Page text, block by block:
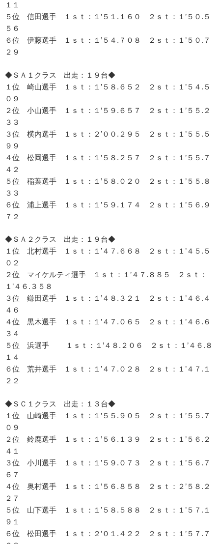
１１
５位 信田選手 １ｓｔ：１’５１.１６０ ２ｓｔ：１’５０.５
５６
６位 伊藤選手 １ｓｔ：１’５４.７０８ ２ｓｔ：１’５０.７
２９
◆ＳＡ１クラス 出走：１９台◆
１位 崎山選手 １ｓｔ：１’５８.６５２ ２ｓｔ：１’５４.５
０９
２位 小山選手 １ｓｔ：１’５９.６５７ ２ｓｔ：１’５５.２
３３
３位 横内選手 １ｓｔ：２’００.２９５ ２ｓｔ：１’５５.５
９９
４位 松岡選手 １ｓｔ：１’５８.２５７ ２ｓｔ：１’５５.７
４２
５位 稲葉選手 １ｓｔ：１’５８.０２０ ２ｓｔ：１’５５.８
３３
６位 浦上選手 １ｓｔ：１’５９.１７４ ２ｓｔ：１’５６.９
７２
◆ＳＡ２クラス 出走：１９台◆
１位 北村選手 １ｓｔ：１’４７.６６８ ２ｓｔ：１’４５.５
０２
２位 マイケルティ選手 １ｓｔ：１’４７.８８５ ２ｓｔ：
１’４６.３５８
３位 鎌田選手 １ｓｔ：１’４８.３２１ ２ｓｔ：１’４６.４
４６
４位 黒木選手 １ｓｔ：１’４７.０６５ ２ｓｔ：１’４６.６
３４
５位 浜選手 １ｓｔ：１’４８.２０６ ２ｓｔ：１’４６.８
１４
６位 荒井選手 １ｓｔ：１’４７.０２８ ２ｓｔ：１’４７.１
２２
◆ＳＣ１クラス 出走：１３台◆
１位 山崎選手 １ｓｔ：１’５５.９０５ ２ｓｔ：１’５５.７
０９
２位 鈴鹿選手 １ｓｔ：１’５６.１３９ ２ｓｔ：１’５６.２
４１
３位 小川選手 １ｓｔ：１’５９.０７３ ２ｓｔ：１’５６.７
６７
４位 奥村選手 １ｓｔ：１’５６.８５８ ２ｓｔ：２’５８.２
２７
５位 山下選手 １ｓｔ：１’５８.５８８ ２ｓｔ：１’５７.１
９１
６位 松田選手 １ｓｔ：２’０１.４２２ ２ｓｔ：１’５７.７